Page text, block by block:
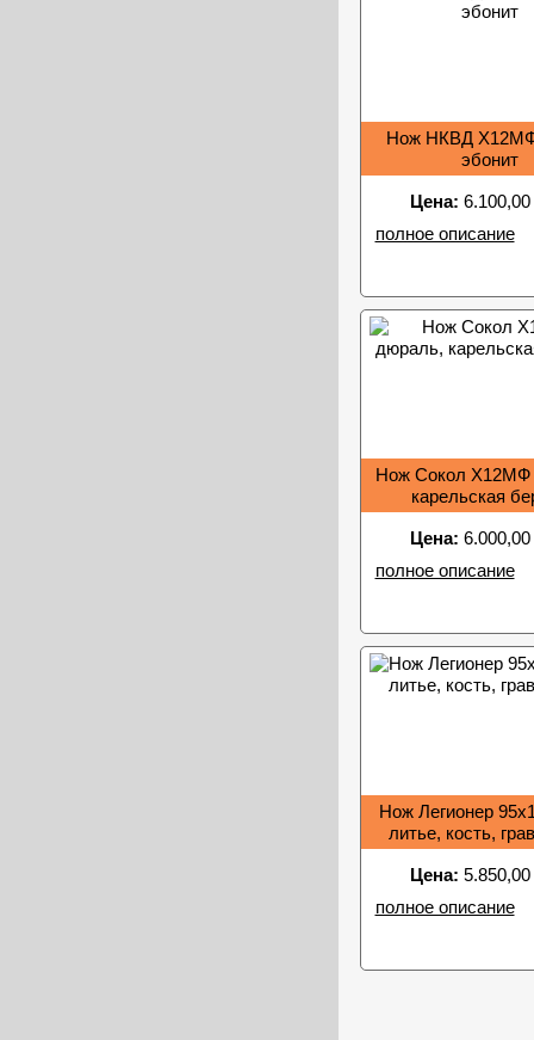
Нож НКВД Х12МФ
эбонит
Цена:
полное описание
Нож Сокол Х12МФ
карельская
Цена:
полное описание
Нож Легионер
литье, кость,
Цена:
полное описание